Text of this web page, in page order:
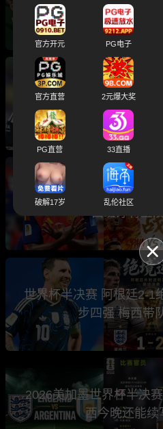
主题性下
斯洛文尼亚名哨 温契奇
入选世界杯总决赛
2026世界杯总决赛前瞻
西班牙将上
世界杯半决赛 阿根廷2-1
步四强 梅西带
2026美加墨世界杯半决
西今晚还能续
官方开元 PG电子
官方直营 2元爆大奖
PG直营 33直播
破解17岁 乱伦社区